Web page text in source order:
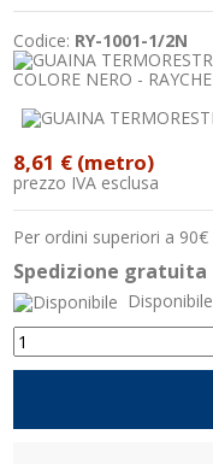
Codice: RY-1001-1/2N
8,61 €(metro)
prezzo IVA esclusa
Per ordini superiori a 90€
Spedizione gratuita
Disponibile